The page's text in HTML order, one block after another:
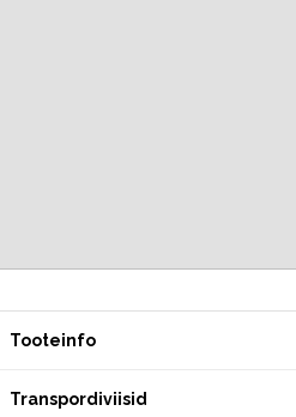
Tooteinfo
Transpordiviisid